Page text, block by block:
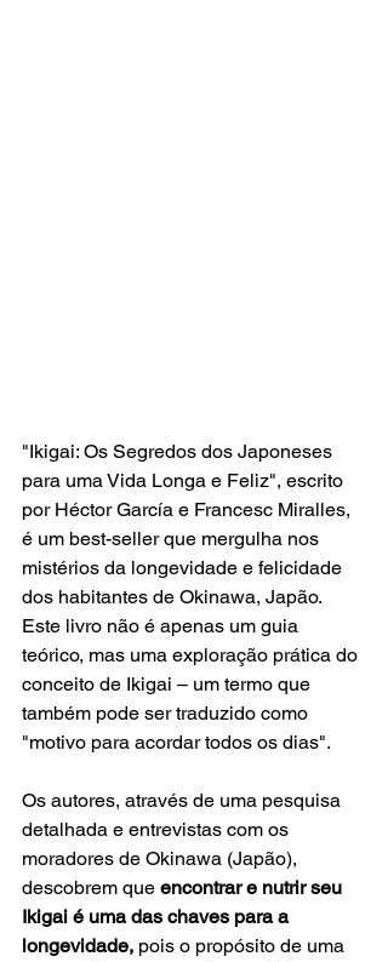
"Ikigai: Os Segredos dos Japoneses
para uma Vida Longa e Feliz", escrito
por Héctor García e Francesc Miralles,
é um best-seller que mergulha nos
mistérios da longevidade e felicidade
dos habitantes de Okinawa, Japão.
Este livro não é apenas um guia
teórico, mas uma exploração prática do
conceito de Ikigai – um termo que
também pode ser traduzido como
"motivo para acordar todos os dias".
Os autores, através de uma pesquisa
detalhada e entrevistas com os
moradores de Okinawa (Japão),
descobrem que encontrar e nutrir seu
Ikigai é uma das chaves para a
longevidade, pois o propósito de uma